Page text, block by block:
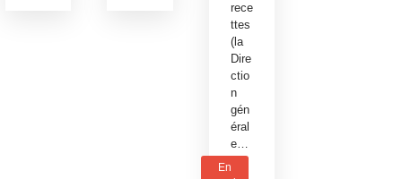
rece
ttes
(la
Dire
ctio
n
gén
éral
e…
En